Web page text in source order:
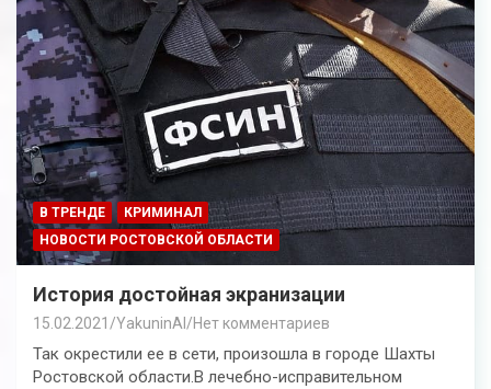
В ТРЕНДЕ
КРИМИНАЛ
НОВОСТИ РОСТОВСКОЙ ОБЛАСТИ
История достойная экранизации
15.02.2021 YakuninAI Нет комментариев
Так окрестили ее в сети, произошла в городе Шахты
Ростовской области.В лечебно-исправительном